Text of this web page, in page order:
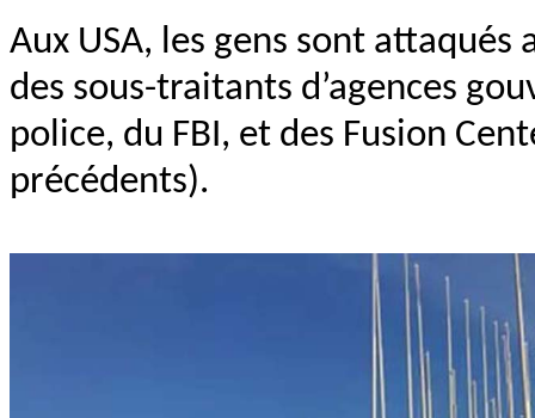
Aux USA, les gens sont
des sous-traitants d’agences
police, du FBI, et des Fusion
précédents).